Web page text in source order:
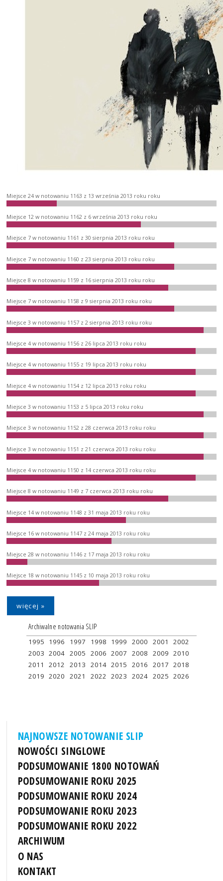
Miejsce 24 w notowaniu 1163 z 13 września 2013 roku roku
Miejsce 12 w notowaniu 1162 z 6 września 2013 roku roku
Miejsce 7 w notowaniu 1161 z 30 sierpnia 2013 roku roku
Miejsce 7 w notowaniu 1160 z 23 sierpnia 2013 roku roku
Miejsce 8 w notowaniu 1159 z 16 sierpnia 2013 roku roku
Miejsce 7 w notowaniu 1158 z 9 sierpnia 2013 roku roku
Miejsce 3 w notowaniu 1157 z 2 sierpnia 2013 roku roku
Miejsce 4 w notowaniu 1156 z 26 lipca 2013 roku roku
Miejsce 4 w notowaniu 1155 z 19 lipca 2013 roku roku
Miejsce 4 w notowaniu 1154 z 12 lipca 2013 roku roku
Miejsce 3 w notowaniu 1153 z 5 lipca 2013 roku roku
Miejsce 3 w notowaniu 1152 z 28 czerwca 2013 roku roku
Miejsce 3 w notowaniu 1151 z 21 czerwca 2013 roku roku
Miejsce 4 w notowaniu 1150 z 14 czerwca 2013 roku roku
Miejsce 8 w notowaniu 1149 z 7 czerwca 2013 roku roku
Miejsce 14 w notowaniu 1148 z 31 maja 2013 roku roku
Miejsce 16 w notowaniu 1147 z 24 maja 2013 roku roku
Miejsce 28 w notowaniu 1146 z 17 maja 2013 roku roku
Miejsce 18 w notowaniu 1145 z 10 maja 2013 roku roku
więcej »
Archiwalne notowania SLIP
1995 1996 1997 1998 1999 2000 2001
2002
2003 2004 2005 2006 2007 2008 2009 2010
2011
2012 2013 2014 2015 2016 2017 2018
2019 2020 2021 2022 2023 2024 2025 2026
NAJNOWSZE NOTOWANIE SLIP
NOWOŚCI SINGLOWE
PODSUMOWANIE 1800 NOTOWAŃ
PODSUMOWANIE ROKU 2025
PODSUMOWANIE ROKU 2024
PODSUMOWANIE ROKU 2023
PODSUMOWANIE ROKU 2022
ARCHIWUM
O NAS
KONTAKT